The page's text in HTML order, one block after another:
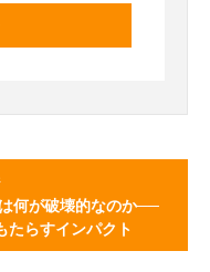
何が破壊的なのか──
たらすインパクト